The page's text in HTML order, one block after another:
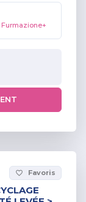
favorite_border Favoris